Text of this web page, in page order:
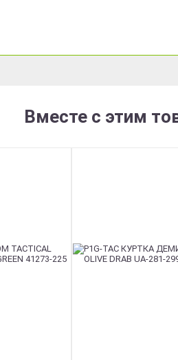
Вместе с этим